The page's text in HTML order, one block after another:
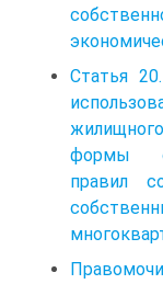
Статья
формы
правил